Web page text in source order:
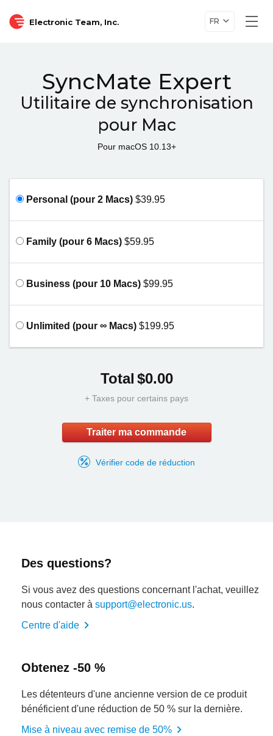
Electronic Team, Inc. FR
SyncMate Expert
Utilitaire de synchronisation
pour Mac
Pour macOS 10.13+
Personal (pour 2 Macs) $39.95
Family (pour 6 Macs) $59.95
Business (pour 10 Macs) $99.95
Unlimited (pour ∞ Macs) $199.95
Total $0.00
+ Taxes pour certains pays
Traiter ma commande
k Vérifier code de réduction
Des questions?
Si vous avez des questions concernant l'achat, veuillez
nous contacter à support@electronic.us.
Centre d'aide
Obtenez -50 %
Les détenteurs d'une ancienne version de ce produit
bénéficient d'une réduction de 50 % sur la dernière.
Mise à niveau avec remise de 50%